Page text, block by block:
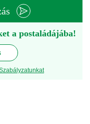
a postaládájába!